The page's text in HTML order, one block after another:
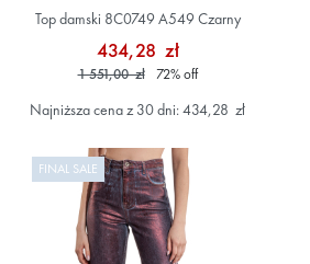
Top damski 8C0749 A549 Czarny
434,28 zł
1 551,00 zł 72%off
Najniższa cena z 30 dni: 434,28 zł
FINAL SALE